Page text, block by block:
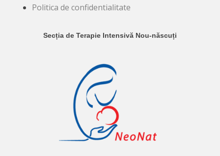
Politica de confidentialitate
Secția de Terapie Intensivă Nou-născuți